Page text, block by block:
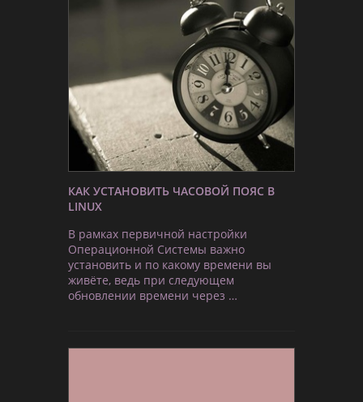
КАК УСТАНОВИТЬ ЧАСОВОЙ ПОЯС В
LINUX
В рамках первичной настройки
Операционной Системы важно
установить и по какому времени вы
живёте, ведь при следующем
обновлении времени через …